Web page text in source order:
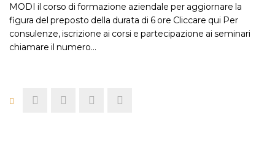
MODI il corso di formazione aziendale per aggiornare la
figura del preposto della durata di 6 ore Cliccare qui Per
consulenze, iscrizione ai corsi e partecipazione ai seminari
chiamare il numero…